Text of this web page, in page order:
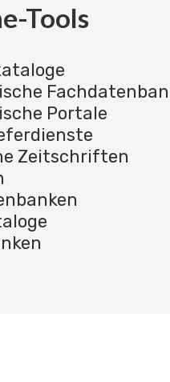
Tools
Portale
Zeitschriften